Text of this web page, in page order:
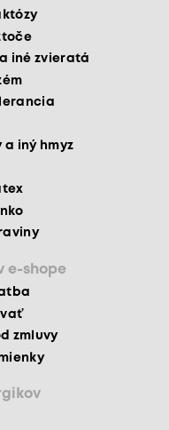
iné zvieratá
a iný hmyz
e-shope
zmluvy